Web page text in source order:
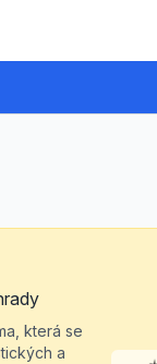
která se
a